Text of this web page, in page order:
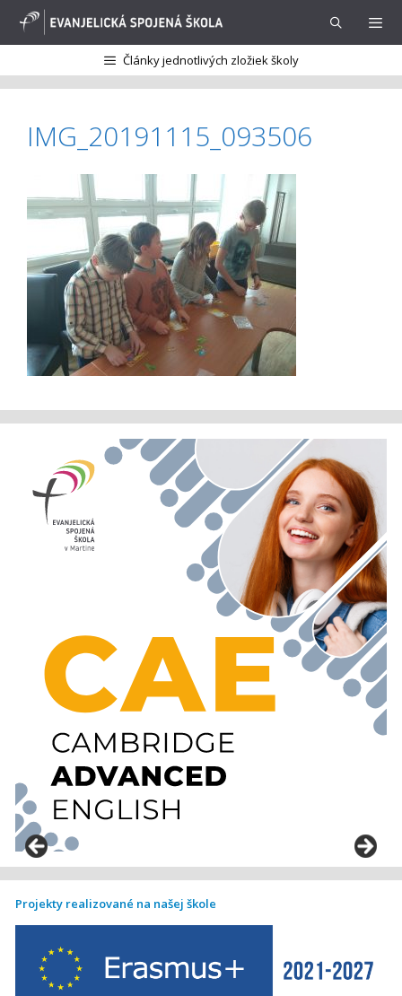
Preskočiť
Články jednotlivých zložiek školy
IMG_20191115_093506
Projekty realizované na našej škole